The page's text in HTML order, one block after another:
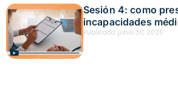
Sesión 4: como
incapacidades
ejemplos para el
Publicado: junio 30, 2025